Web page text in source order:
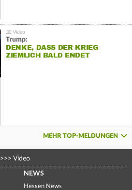
Trump:
DENKE, DASS DER KRIEG
ZIEMLICH BALD ENDET
MEHR TOP-MELDUNGEN
>>> Video
NEWS
Hessen News